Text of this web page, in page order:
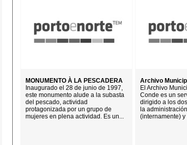
MONUMENTO À LA PESCADERA
Inaugurado el 28 de junio de 1997,
este monumento alude a la subasta
del pescado, actividad
protagonizada por un grupo de
mujeres en plena actividad. Es un...
Archivo
El Archivo
Conde es un
dirigido a los
la
(internamente) y